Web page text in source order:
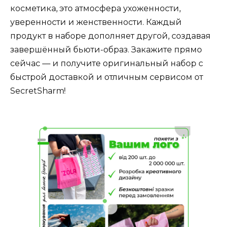
косметика, это атмосфера ухоженности,
уверенности и женственности. Каждый
продукт в наборе дополняет другой, создавая
завершённый бьюти-образ. Закажите прямо
сейчас — и получите оригинальный набор с
быстрой доставкой и отличным сервисом от
SecretSharm!